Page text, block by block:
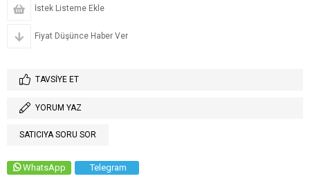
İstek Listeme Ekle
Fiyat Düşünce Haber Ver
TAVSIYE ET
YORUM YAZ
SATICIYA SORU SOR
WhatsApp Telegram